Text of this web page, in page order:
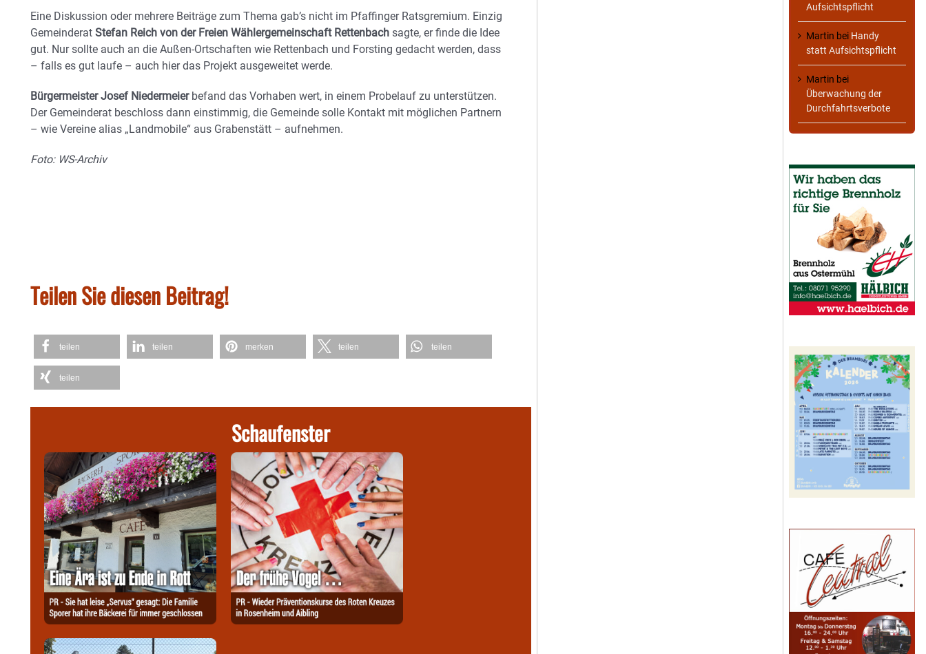
Eine Diskussion oder mehrere Beiträge zum Thema gab’s nicht im Pfaffinger Ratsgremium. Einzig
Gemeinderat Stefan Reich von der Freien Wählergemeinschaft Rettenbach sagte, er finde die Idee
gut. Nur sollte auch an die Außen-Ortschaften wie Rettenbach und Forsting gedacht werden, dass
– falls es gut laufe – auch hier das Projekt ausgeweitet werde.
Bürgermeister Josef Niedermeierbefand das Vorhaben wert, in einem Probelauf zu unterstützen.
Der Gemeinderat beschloss dann einstimmig, die Gemeinde solle Kontakt mit möglichen Partnern
– wie Vereine alias „Landmobile“ aus Grabenstätt – aufnehmen.
Foto: WS-Archiv
Teilen Sie diesen Beitrag!
teilen teilen merken teilen teilen
teilen
Schaufenster
Aufsichtspflicht
Martin bei Handy
statt Aufsichtspflicht
Martin bei
Überwachung der
Durchfahrtsverbote